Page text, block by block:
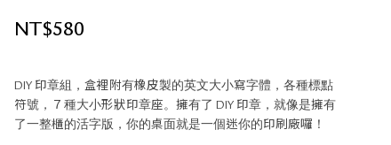
NT$580
DIY 印章組，盒裡附有橡皮製的英文大小寫字體，各種標點
符號，７種大小形狀印章座。擁有了 DIY 印章，就像是擁有
了一整櫃的活字版，你的桌面就是一個迷你的印刷廠囉！